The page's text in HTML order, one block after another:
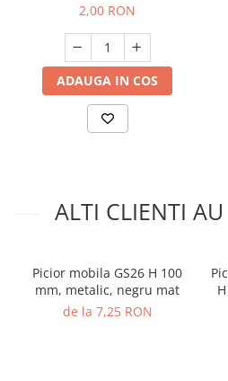
2,00 RON
ADAUGA IN COS
ALTI CLIENTI
Picior mobila GS26 H 100
mm, metalic, negru mat
de la 7,25 RON